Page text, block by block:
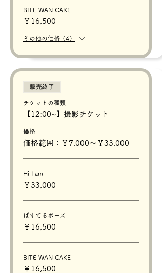
BITE WAN CAKE
￥16,500
その他の価格（4）
販売終了
チケットの種類
【12:00~】撮影チケット
価格
価格範囲：￥7,000〜￥33,000
Hi I am
￥33,000
ぱすてるポーズ
￥16,500
BITE WAN CAKE
￥16,500